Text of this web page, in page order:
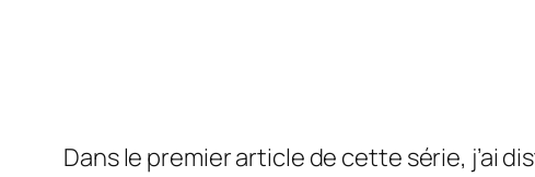
Dans le premier article de cette série, j’ai